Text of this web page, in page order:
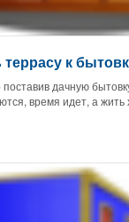
к
дачную
время идет, а жить